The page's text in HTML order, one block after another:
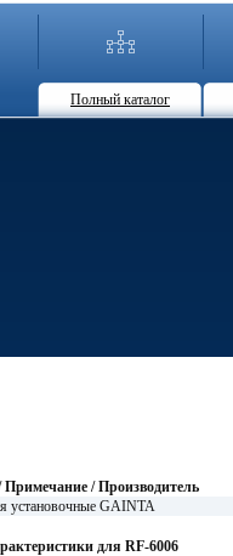
Полный каталог
Примечание / Производитель
установочные GAINTA
для RF-6006